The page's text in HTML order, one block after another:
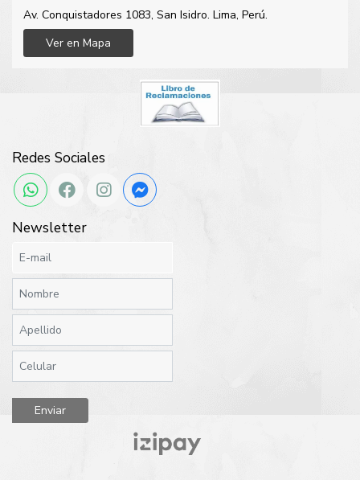
Av. Conquistadores 1083, San Isidro. Lima, Perú.
Ver en Mapa
Redes Sociales
Newsletter
Enviar